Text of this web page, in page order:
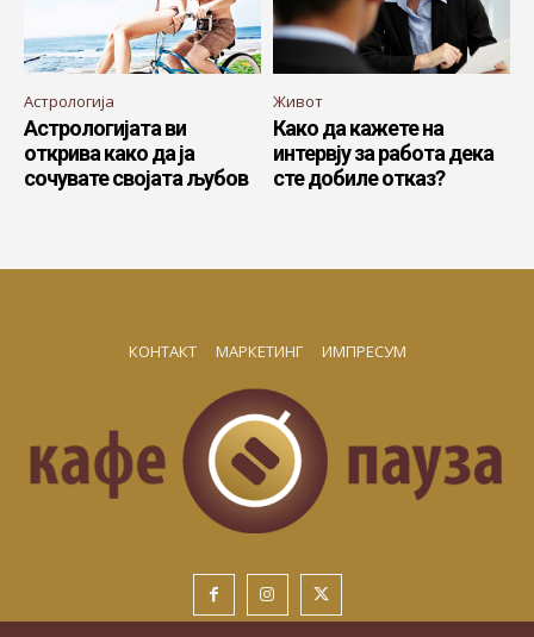
Астрологија
Астрологијата ви
открива како да ја
сочувате својата љубов
Живот
Како да кажете на
интервју за работа дека
сте добиле отказ?
КОНТАКТ МАРКЕТИНГ ИМПРЕСУМ